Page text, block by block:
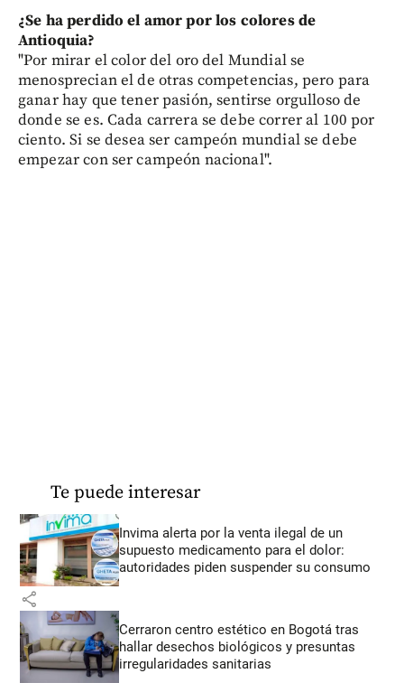
¿Se ha perdido el amor por los colores de
Antioquia?
"Por mirar el color del oro del Mundial se
menosprecian el de otras competencias, pero para
ganar hay que tener pasión, sentirse orgulloso de
donde se es. Cada carrera se debe correr al 100 por
ciento. Si se desea ser campeón mundial se debe
empezar con ser campeón nacional".
Te puede interesar
Invima alerta por la venta ilegal de un
supuesto medicamento para el dolor:
autoridades piden suspender su consumo
share
Cerraron centro estético en Bogotá tras
hallar desechos biológicos y presuntas
irregularidades sanitarias